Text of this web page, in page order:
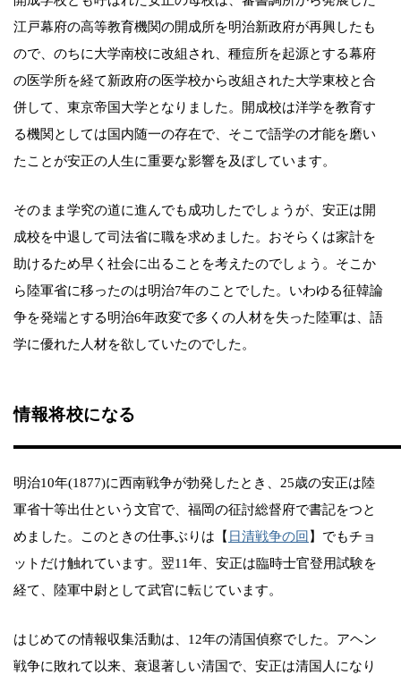
江戸幕府の高等教育機関の開成所を明治新政府が再興したも
ので、のちに大学南校に改組され、種痘所を起源とする幕府
の医学所を経て新政府の医学校から改組された大学東校と合
併して、東京帝国大学となりました。開成校は洋学を教育す
る機関としては国内随一の存在で、そこで語学の才能を磨い
たことが安正の人生に重要な影響を及ぼしています。
そのまま学究の道に進んでも成功したでしょうが、安正は開
成校を中退して司法省に職を求めました。おそらくは家計を
助けるため早く社会に出ることを考えたのでしょう。そこか
ら陸軍省に移ったのは明治7年のことでした。いわゆる征韓論
争を発端とする明治6年政変で多くの人材を失った陸軍は、語
学に優れた人材を欲していたのでした。
情報将校になる
明治10年(1877)に西南戦争が勃発したとき、25歳の安正は陸
軍省十等出仕という文官で、福岡の征討総督府で書記をつと
めました。このときの仕事ぶりは【 日清戦争の回 】でもチョ
ットだけ触れています。翌11年、安正は臨時士官登用試験を
経て、陸軍中尉として武官に転じています。
はじめての情報収集活動は、12年の清国偵察でした。アヘン
戦争に敗れて以来、衰退著しい清国で、安正は清国人になり